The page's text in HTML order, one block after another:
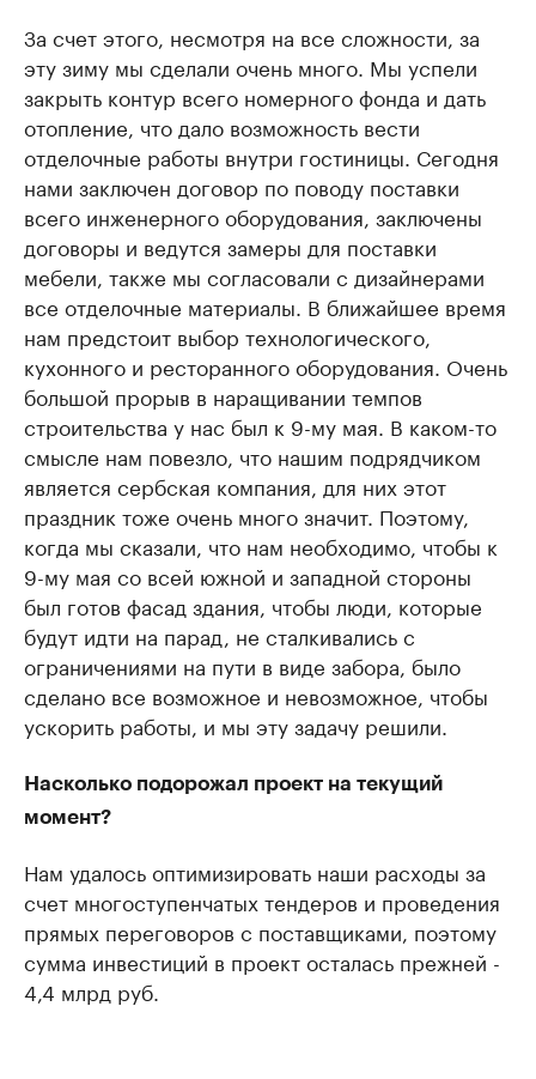
За счет этого, несмотря на все сложности, за
эту зиму мы сделали очень много. Мы успели
закрыть контур всего номерного фонда и дать
отопление, что дало возможность вести
отделочные работы внутри гостиницы. Сегодня
нами заключен договор по поводу поставки
всего инженерного оборудования, заключены
договоры и ведутся замеры для поставки
мебели, также мы согласовали с дизайнерами
все отделочные материалы. В ближайшее время
нам предстоит выбор технологического,
кухонного и ресторанного оборудования. Очень
большой прорыв в наращивании темпов
строительства у нас был к 9-му мая. В каком-то
смысле нам повезло, что нашим подрядчиком
является сербская компания, для них этот
праздник тоже очень много значит. Поэтому,
когда мы сказали, что нам необходимо, чтобы к
9-му мая со всей южной и западной стороны
был готов фасад здания, чтобы люди, которые
будут идти на парад, не сталкивались с
ограничениями на пути в виде забора, было
сделано все возможное и невозможное, чтобы
ускорить работы, и мы эту задачу решили.
Насколько подорожал проект на текущий
момент?
Нам удалось оптимизировать наши расходы за
счет многоступенчатых тендеров и проведения
прямых переговоров с поставщиками, поэтому
сумма инвестиций в проект осталась прежней -
4,4 млрд руб.